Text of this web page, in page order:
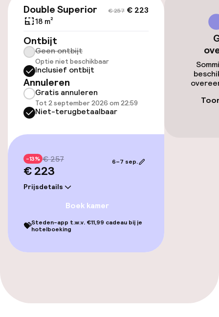
Luchthavenshuttle
Fietsverhuur
Toegankelijkheid
Overal rolstoeltoegankelijk
Lift
Voor toegankelijkheid
geoptimaliseerde kamers beschikbaar
Voor toegankelijkheid
geoptimaliseerde kamers beschikbaar
€ 257 € 223
Double Superior
18 m²
Ontbijt
Geen ontbijt
Optie niet beschikbaar
Inclusief ontbijt
Annuleren
Gratis annuleren
Tot 2 september 2026 om 22:59
Niet-terugbetaalbaar
-13% € 257
€ 223
Prijsdetails
6–7 sep.
Boek kamer
💝Steden-app t.w.v. €11,99 cadeau bij je
hotelboeking